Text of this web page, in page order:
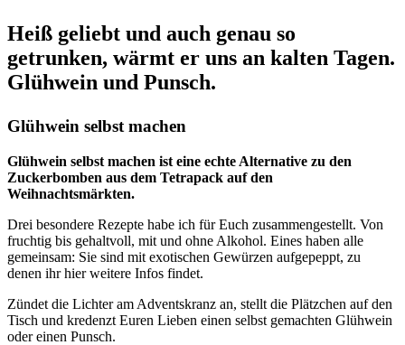
Heiß geliebt und auch genau so
getrunken, wärmt er uns an kalten Tagen.
Glühwein und Punsch.
Glühwein selbst machen
Glühwein selbst machen ist eine echte Alternative zu den
Zuckerbomben aus dem Tetrapack auf den
Weihnachtsmärkten.
Drei besondere Rezepte habe ich für Euch zusammengestellt. Von
fruchtig bis gehaltvoll, mit und ohne Alkohol. Eines haben alle
gemeinsam: Sie sind mit exotischen Gewürzen aufgepeppt, zu
denen ihr hier weitere Infos findet.
Zündet die Lichter am Adventskranz an, stellt die Plätzchen auf den
Tisch und kredenzt Euren Lieben einen selbst gemachten Glühwein
oder einen Punsch.